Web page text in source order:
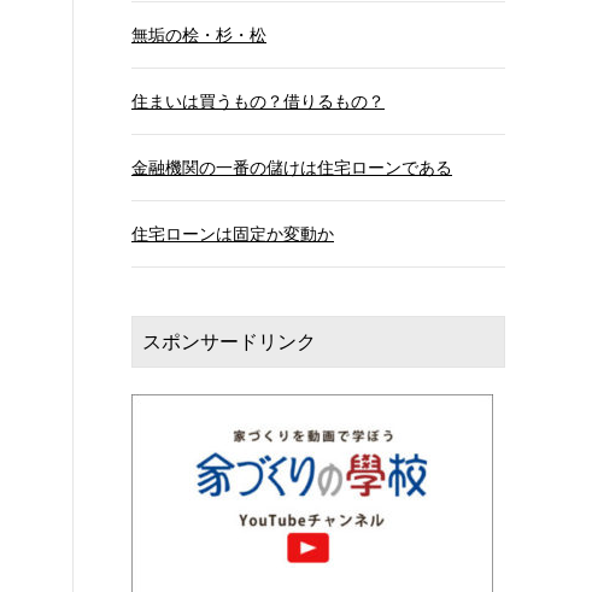
無垢の桧・杉・松
住まいは買うもの？借りるもの？
金融機関の一番の儲けは住宅ローンである
住宅ローンは固定か変動か
スポンサードリンク